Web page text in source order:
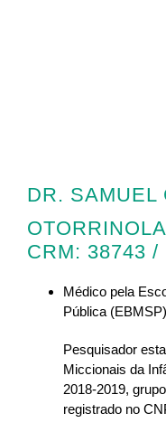
DR. SAMUEL
CRM: 38743 /
Médico pela
Pública
Pesquisador
Miccionais da
2018-2019,
registrado no